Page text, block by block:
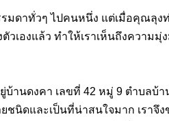
รมดาทั่วๆ ไปคนหนึ่ง แต่เมื่อคุณลุ
เองแล้ว ทำให้เราเห็นถึงความ
บ้านดงคา เลขที่ 42 หมู่ 9 ตำบลบ้า
ชนิดและเป็นที่น่าสนใจมาก เราจึ